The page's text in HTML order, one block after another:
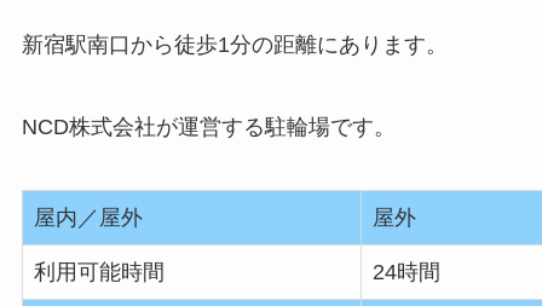
新宿駅南口から徒歩1分の距離にあります。
NCD株式会社が運営する駐輪場です。
屋内／屋外 屋外
利用可能時間 24時間